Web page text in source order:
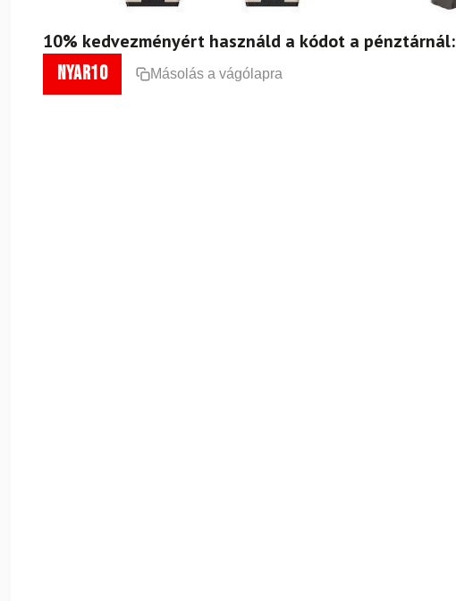
10% kedvezményért használd a kódot a pénztárnál:
nyar10 Másolás a vágólapra